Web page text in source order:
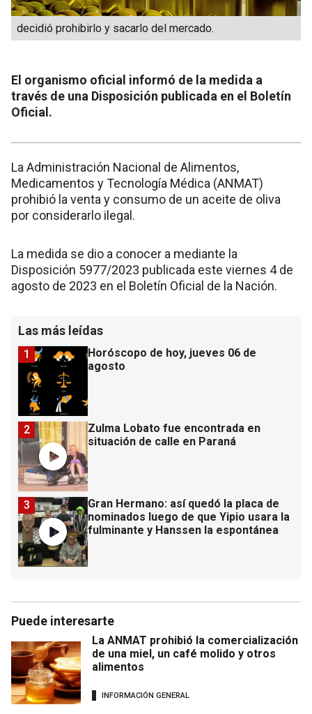
decidió prohibirlo y sacarlo del mercado.
El organismo oficial informó de la medida a
través de una Disposición publicada en el Boletín
Oficial.
La Administración Nacional de Alimentos,
Medicamentos y Tecnología Médica (ANMAT)
prohibió la venta y consumo de un aceite de oliva
por considerarlo ilegal.
La medida se dio a conocer a mediante la
Disposición 5977/2023 publicada este viernes 4 de
agosto de 2023 en el Boletín Oficial de la Nación.
Las más leídas
Horóscopo de hoy, jueves 06 de
agosto
1
Zulma Lobato fue encontrada en
situación de calle en Paraná
2
Gran Hermano: así quedó la placa de
nominados luego de que Yipio usara la
fulminante y Hanssen la espontánea
3
Puede interesarte
La ANMAT prohibió la comercialización
de una miel, un café molido y otros
alimentos
INFORMACIÓN GENERAL